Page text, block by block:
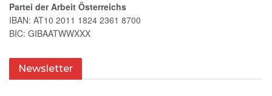
Partei der Arbeit Österreichs
IBAN: AT10 2011 1824 2361 8700
BIC: GIBAATWWXXX
Newsletter